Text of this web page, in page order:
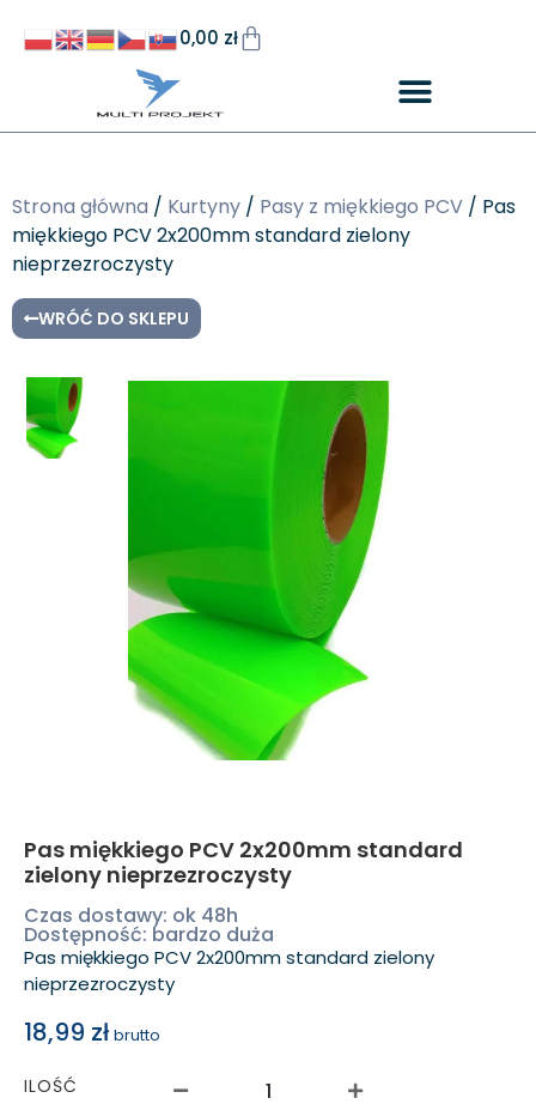
0,00 zł
Strona główna / Kurtyny / Pasy z miękkiego PCV / Pas
miękkiego PCV 2x200mm standard zielony
nieprzezroczysty
WRÓĆ DO SKLEPU
Pas miękkiego PCV 2x200mm standard
zielony nieprzezroczysty
Czas dostawy: ok 48h
Dostępność: bardzo duża
Pas miękkiego PCV 2x200mm standard zielony
nieprzezroczysty
18,99 zł brutto
ILOŚĆ